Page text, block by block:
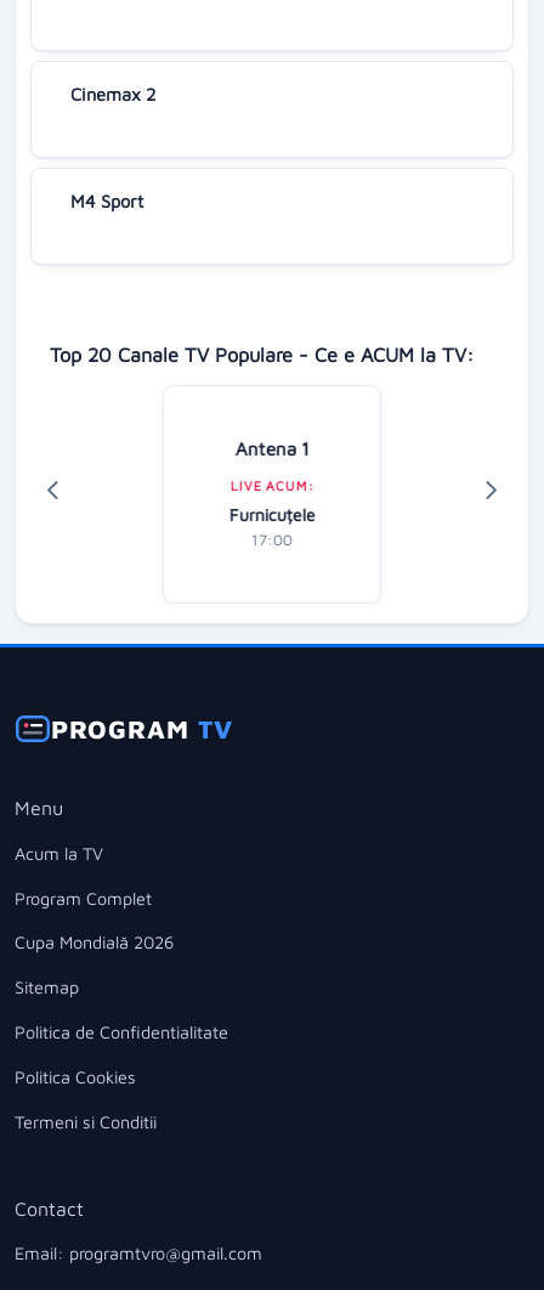
Cinemax 2
M4 Sport
Top 20 Canale TV Populare - Ce e ACUM la TV:
Antena 1
LIVE ACUM:
Furnicuțele
17:00
PROGRAMTV
Menu
Acum la TV
Program Complet
Cupa Mondială 2026
Sitemap
Politica de Confidentialitate
Politica Cookies
Termeni si Conditii
Contact
Email: programtvro@gmail.com